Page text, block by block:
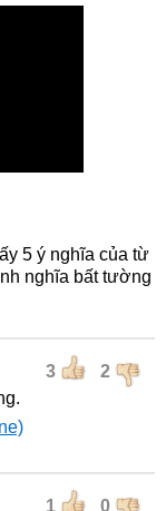
5 ý nghĩa của từ
nghĩa bất tường
3 2
1 0